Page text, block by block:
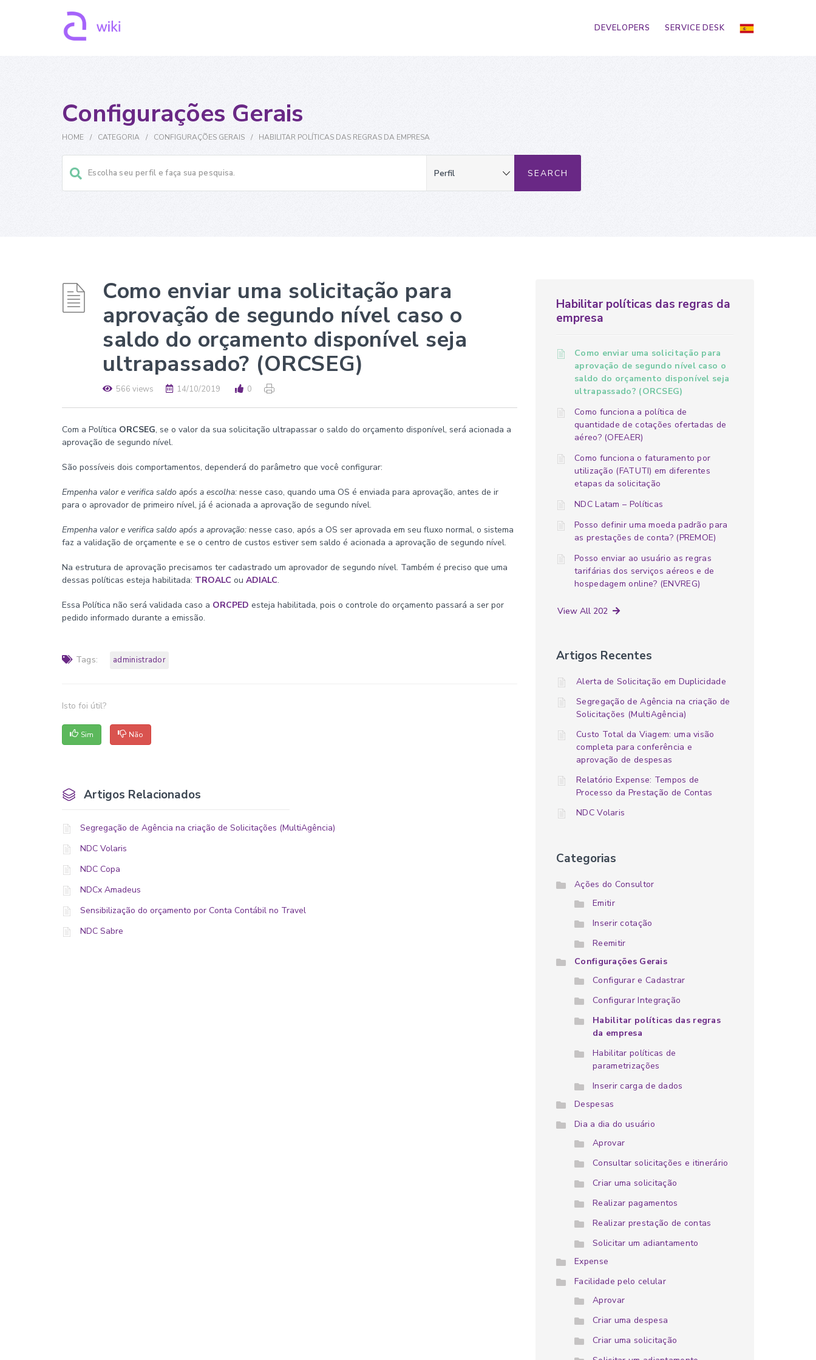
DEVELOPERS SERVICE DESK
Configurações Gerais
HOME / CATEGORIA / CONFIGURAÇÕES GERAIS / HABILITAR POLÍTICAS DAS REGRAS DA EMPRESA
Como enviar uma solicitação para
aprovação de segundo nível caso o
saldo do orçamento disponível seja
ultrapassado? (ORCSEG)
566 views 14/10/2019 0
Com a Política ORCSEG, se o valor da sua solicitação ultrapassar o saldo do orçamento disponível, será acionada a
aprovação de segundo nível.
São possíveis dois comportamentos, dependerá do parâmetro que você configurar:
Empenha valor e verifica saldo após a escolha: nesse caso, quando uma OS é enviada para aprovação, antes de ir
para o aprovador de primeiro nível, já é acionada a aprovação de segundo nível.
Empenha valor e verifica saldo após a aprovação: nesse caso, após a OS ser aprovada em seu fluxo normal, o sistema
faz a validação de orçamente e se o centro de custos estiver sem saldo é acionada a aprovação de segundo nível.
Na estrutura de aprovação precisamos ter cadastrado um aprovador de segundo nível. Também é preciso que uma
dessas políticas esteja habilitada: TROALC ou ADIALC.
Essa Política não será validada caso a ORCPED esteja habilitada, pois o controle do orçamento passará a ser por
pedido informado durante a emissão.
Tags: administrador
Isto foi útil?
Sim Não
Artigos Relacionados
Segregação de Agência na criação de Solicitações (MultiAgência)
NDC Volaris
NDC Copa
NDCx Amadeus
Sensibilização do orçamento por Conta Contábil no Travel
NDC Sabre
Habilitar políticas das regras da
empresa
Como enviar uma solicitação para
aprovação de segundo nível caso o
saldo do orçamento disponível seja
ultrapassado? (ORCSEG)
Como funciona a política de
quantidade de cotações ofertadas de
aéreo? (OFEAER)
Como funciona o faturamento por
utilização (FATUTI) em diferentes
etapas da solicitação
NDC Latam – Políticas
Posso definir uma moeda padrão para
as prestações de conta? (PREMOE)
Posso enviar ao usuário as regras
tarifárias dos serviços aéreos e de
hospedagem online? (ENVREG)
View All 202
Artigos Recentes
Alerta de Solicitação em Duplicidade
Segregação de Agência na criação de
Solicitações (MultiAgência)
Custo Total da Viagem: uma visão
completa para conferência e
aprovação de despesas
Relatório Expense: Tempos de
Processo da Prestação de Contas
NDC Volaris
Categorias
Ações do Consultor
Emitir
Inserir cotação
Reemitir
Configurações Gerais
Configurar e Cadastrar
Configurar Integração
Habilitar políticas das regras
da empresa
Habilitar políticas de
parametrizações
Inserir carga de dados
Despesas
Dia a dia do usuário
Aprovar
Consultar solicitações e itinerário
Criar uma solicitação
Realizar pagamentos
Realizar prestação de contas
Solicitar um adiantamento
Expense
Facilidade pelo celular
Aprovar
Criar uma despesa
Criar uma solicitação